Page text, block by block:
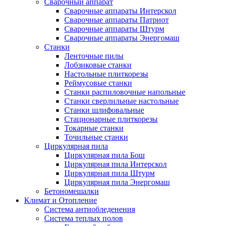
Сварочный аппарат
Сварочные аппараты Интерскол
Сварочные аппараты Патриот
Сварочные аппараты Штурм
Сварочные аппараты Энергомаш
Станки
Ленточные пилы
Лобзиковые станки
Настольные плиткорезы
Реймусовые станки
Станки распиловочные напольные
Станки сверлильные настольные
Станки шлифовальные
Стационарные плиткорезы
Токарные станки
Точильные станки
Циркулярная пила
Циркулярная пила Бош
Циркулярная пила Интерскол
Циркулярная пила Штурм
Циркулярная пила Энергомаш
Бетономешалки
Климат и Отопление
Система антиобледенения
Система теплых полов